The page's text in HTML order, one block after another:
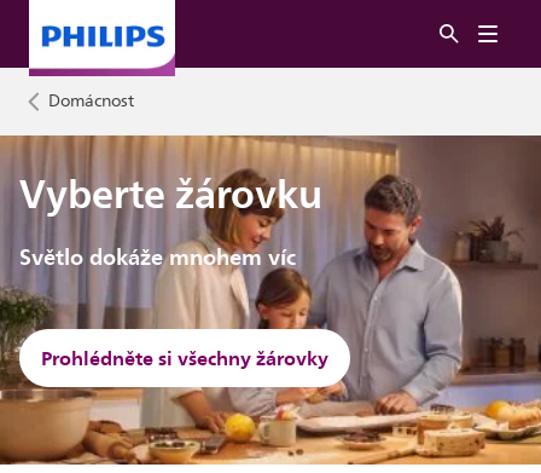
Domácnost
Vyberte žárovku
Světlo dokáže mnohem víc
Prohlédněte si všechny žárovky